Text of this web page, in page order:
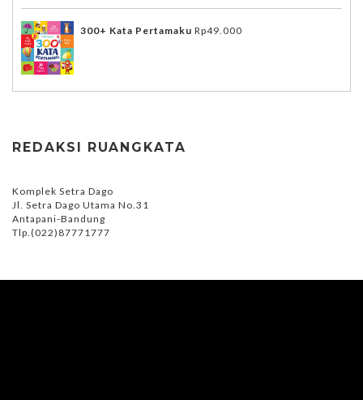
300+ Kata Pertamaku Rp49.000
REDAKSI RUANGKATA
Komplek Setra Dago
Jl. Setra Dago Utama No.31
Antapani-Bandung
Tlp.(022)87771777